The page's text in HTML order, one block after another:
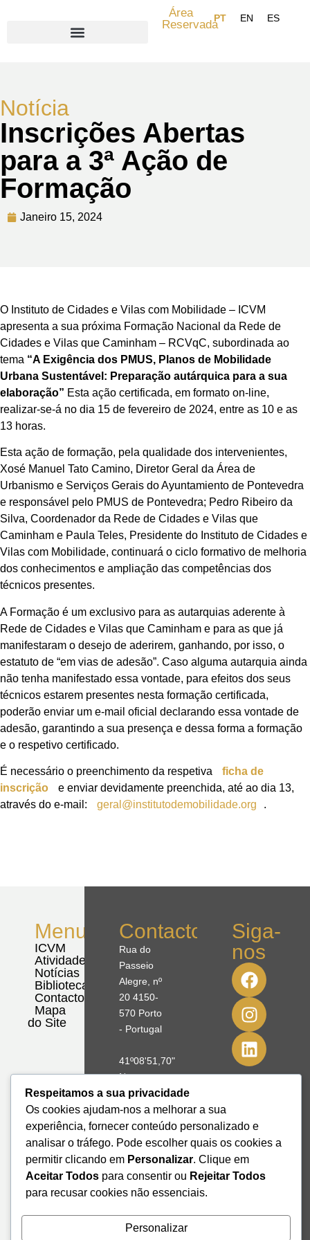
Área
Reservada
Notícia
Inscrições Abertas
para a 3ª Ação de
Formação
Janeiro 15, 2024
O Instituto de Cidades e Vilas com Mobilidade – ICVM
apresenta a sua próxima Formação Nacional da Rede de
Cidades e Vilas que Caminham – RCVqC, subordinada ao
tema “A Exigência dos PMUS, Planos de Mobilidade
Urbana Sustentável: Preparação autárquica para a sua
elaboração” Esta ação certificada, em formato on-line,
realizar-se-á no dia 15 de fevereiro de 2024, entre as 10 e as
13 horas.
Esta ação de formação, pela qualidade dos intervenientes,
Xosé Manuel Tato Camino, Diretor Geral da Área de
Urbanismo e Serviços Gerais do Ayuntamiento de Pontevedra
e responsável pelo PMUS de Pontevedra; Pedro Ribeiro da
Silva, Coordenador da Rede de Cidades e Vilas que
Caminham e Paula Teles, Presidente do Instituto de Cidades e
Vilas com Mobilidade, continuará o ciclo formativo de melhoria
dos conhecimentos e ampliação das competências dos
técnicos presentes.
A Formação é um exclusivo para as autarquias aderente à
Rede de Cidades e Vilas que Caminham e para as que já
manifestaram o desejo de aderirem, ganhando, por isso, o
estatuto de “em vias de adesão”. Caso alguma autarquia ainda
não tenha manifestado essa vontade, para efeitos dos seus
técnicos estarem presentes nesta formação certificada,
poderão enviar um e-mail oficial declarando essa vontade de
adesão, garantindo a sua presença e dessa forma a formação
e o respetivo certificado.
É necessário o preenchimento da respetiva
ficha de
inscrição
e enviar devidamente preenchida, até ao dia 13,
através do e-mail:
geral@institutodemobilidade.org .
Menu
ICVM
Atividades
Notícias
Biblioteca
Contactos
Mapa
do Site
Contactos
Rua do
Passeio
Alegre, nº
20 4150-
570 Porto
- Portugal
41º08'51,70"
N
8º39'41,76"
W
+351 228
328 115
geral@institutodemobilidade.org
Subscreva
a
Siga-
nos
Respeitamos a sua privacidade
Os cookies ajudam-nos a melhorar a sua
experiência, fornecer conteúdo personalizado e
analisar o tráfego. Pode escolher quais os cookies a
permitir clicando em Personalizar. Clique em
Aceitar Todos para consentir ou Rejeitar Todos
para recusar cookies não essenciais.
Personalizar